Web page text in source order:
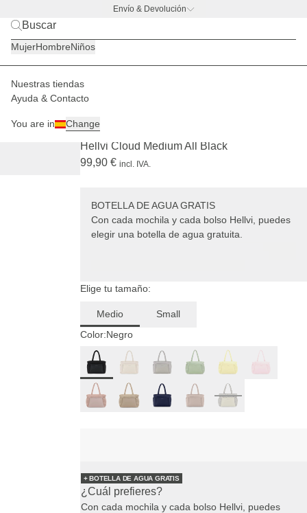
Envío & Devolución
MujerHombreNiños
Nuestras tiendas
Ayuda & Contacto
You are in Change
Mujer Bolsos Hellvi
Paulina mide
Hellvi Cloud Medium All Black
99,90 € incl. IVA.
BOTELLA DE AGUA GRATIS
Con cada mochila y cada bolso Hellvi, puedes
elegir una botella de agua gratuita.
Elige tu tamaño:
Medio
Small
Color:Negro
+ BOTELLA DE AGUA GRATIS
¿Cuál prefieres?
Con cada mochila y cada bolso Hellvi, puedes